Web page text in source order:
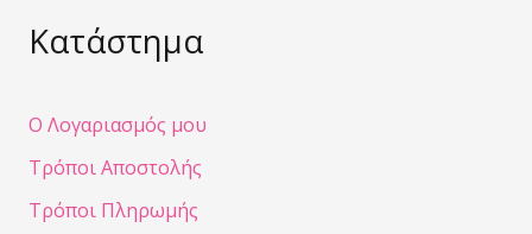
Κατάστημα
Ο Λογαριασμός μου
Τρόποι Αποστολής
Τρόποι Πληρωμής